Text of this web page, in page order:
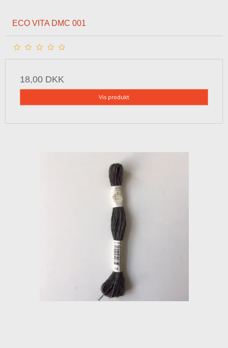
ECO VITA DMC 001
18,00 DKK
Vis produkt